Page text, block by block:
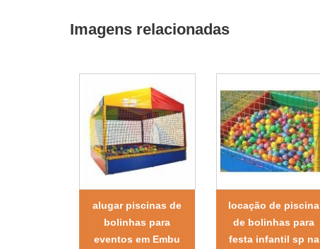
Imagens relacionadas
alugar piscinas de
bolinhas para
eventos em Embu
locação de piscina
de bolinhas para
festa infantil sp na